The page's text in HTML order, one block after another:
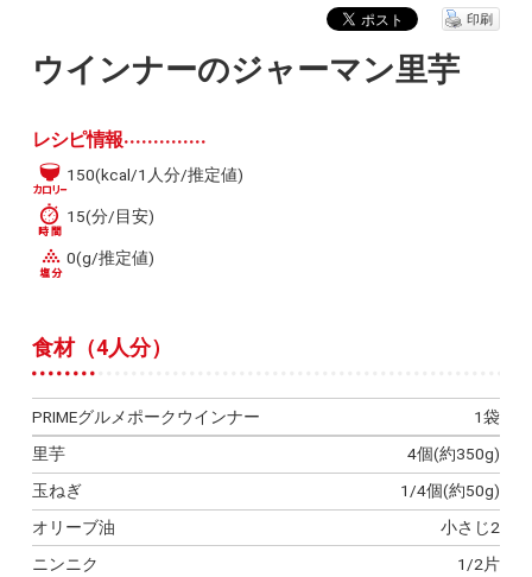
ウインナーのジャーマン里芋
印刷
レシピ情報
150(kcal/1人分/推定値)
15(分/目安)
0(g/推定値)
食材（4人分）
PRIMEグルメポークウインナー
1袋
里芋
4個(約350g)
玉ねぎ
1/4個(約50g)
オリーブ油
小さじ2
ニンニク
1/2片